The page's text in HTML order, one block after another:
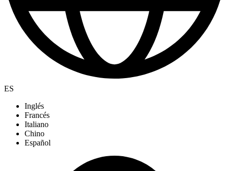
ES
Inglés
Francés
Italiano
Chino
Español